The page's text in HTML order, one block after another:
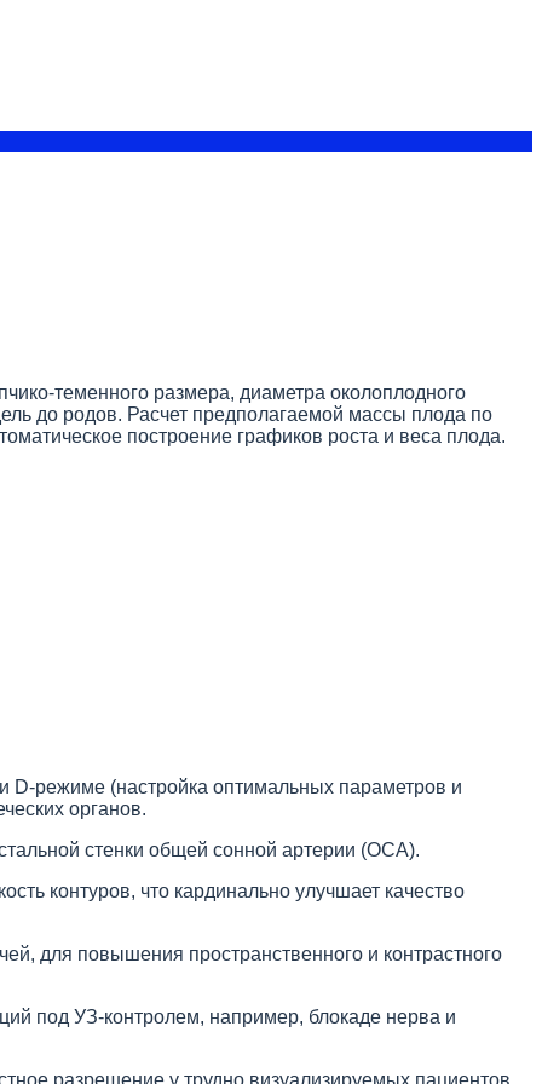
теменного размера, диаметра околоплодного
до родов. Расчет предполагаемой массы плода по
построение графиков роста и веса плода.
D-режиме (настройка оптимальных параметров и
органов.
стенки общей сонной артерии (ОСА).
контуров, что кардинально улучшает качество
для повышения пространственного и контрастного
под УЗ-контролем, например, блокаде нерва и
разрешение у трудно визуализируемых пациентов.